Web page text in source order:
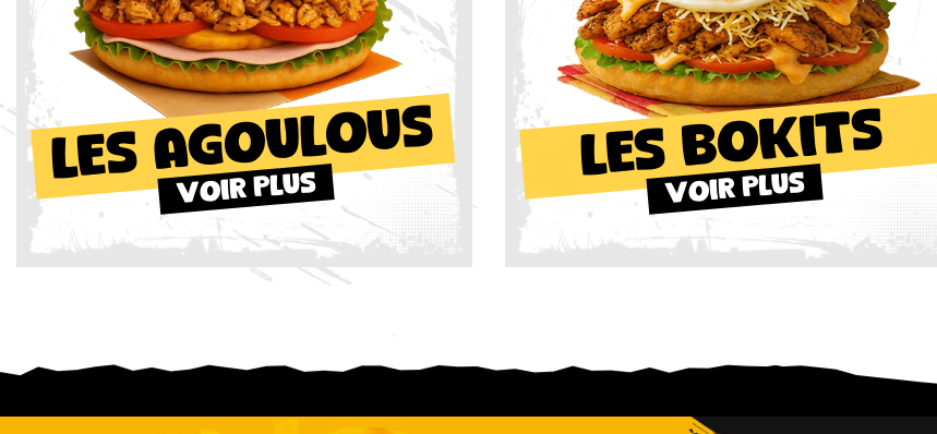
Les Agoulous
voir plus
Les BOKITS
voir plus